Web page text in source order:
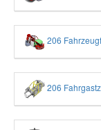
206
206